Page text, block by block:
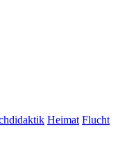
Heimat Flucht